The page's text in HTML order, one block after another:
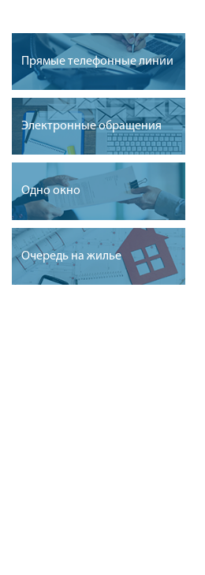
Прямые телефонные линии
Электронные обращения
Одно окно
Очередь на жилье